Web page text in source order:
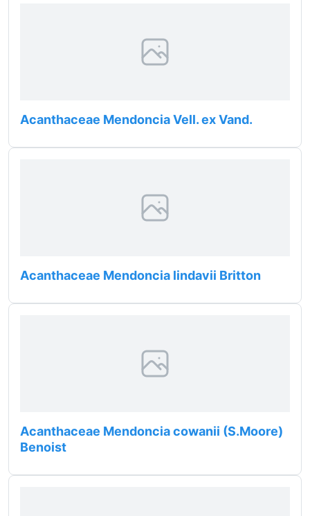
Acanthaceae Mendoncia Vell. ex Vand.
Acanthaceae Mendoncia lindavii Britton
Acanthaceae Mendoncia cowanii (S.Moore)
Benoist